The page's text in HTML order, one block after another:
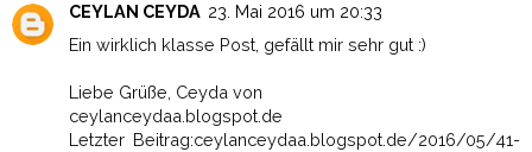
CEYLAN CEYDA 23. Mai 2016 um 20:33
Ein wirklich klasse Post, gefällt mir sehr gut :)
Liebe Grüße, Ceyda von
ceylanceydaa.blogspot.de
Letzter Beitrag:ceylanceydaa.blogspot.de/2016/05/41-